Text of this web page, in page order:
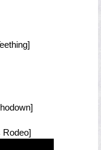
Rodeo]